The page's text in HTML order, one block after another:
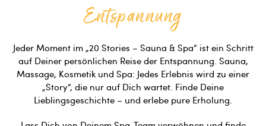
Entspannung
Jeder Moment im „20 Stories – Sauna & Spa“ ist ein Schritt
auf Deiner persönlichen Reise der Entspannung. Sauna,
Massage, Kosmetik und Spa: Jedes Erlebnis wird zu einer
„Story“, die nur auf Dich wartet. Finde Deine
Lieblingsgeschichte – und erlebe pure Erholung.